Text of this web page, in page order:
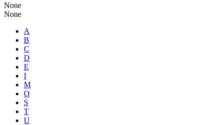
None
None
A
B
C
D
E
I
M
O
S
T
U